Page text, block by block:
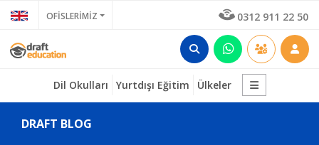
OFİSLERİMİZ 0312 911 22 50
Dil Okulları Yurtdışı Eğitim Ülkeler
DRAFT BLOG